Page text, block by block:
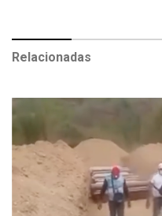
Relacionadas